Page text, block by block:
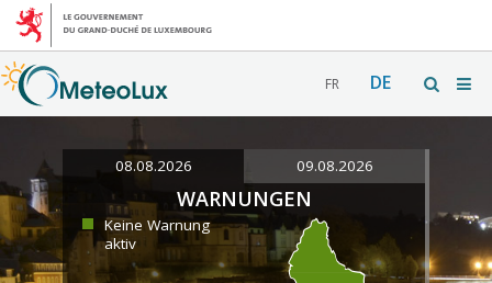
FR DE
08.08.2026 09.08.2026
WARNUNGEN
Keine Warnung
aktiv